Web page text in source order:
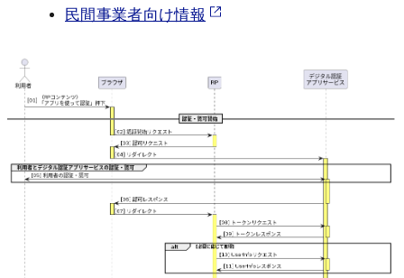
民間事業者向け情報